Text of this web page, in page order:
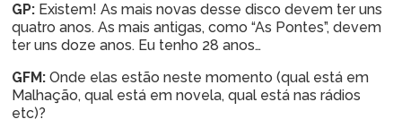
GP: Existem! As mais novas desse disco devem ter uns
quatro anos. As mais antigas, como “As Pontes”, devem
ter uns doze anos. Eu tenho 28 anos…
GFM: Onde elas estão neste momento (qual está em
Malhação, qual está em novela, qual está nas rádios
etc)?